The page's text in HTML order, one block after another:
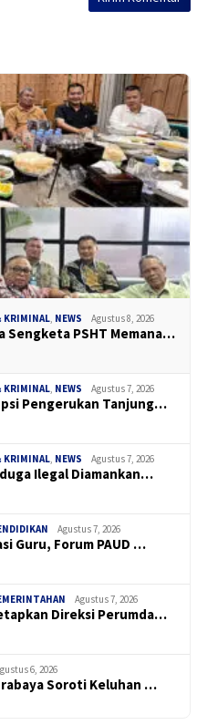
KRIMINAL, NEWS Agustus 8, 2026
Sengketa PSHT Memana…
KRIMINAL, NEWS Agustus 7, 2026
Pengerukan Tanjung…
KRIMINAL, NEWS Agustus 7, 2026
Ilegal Diamankan…
Agustus 7, 2026
Guru, Forum PAUD …
Agustus 7, 2026
Direksi Perumda…
6, 2026
Soroti Keluhan …